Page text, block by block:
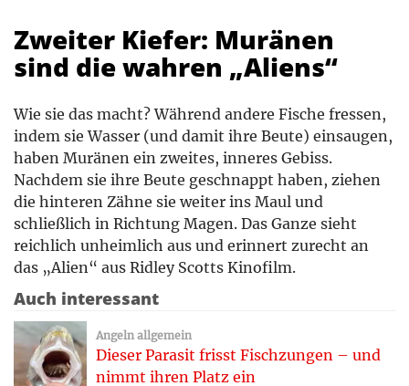
Zweiter Kiefer: Muränen
sind die wahren „Aliens“
Wie sie das macht? Während andere Fische fressen,
indem sie Wasser (und damit ihre Beute) einsaugen,
haben Muränen ein zweites, inneres Gebiss.
Nachdem sie ihre Beute geschnappt haben, ziehen
die hinteren Zähne sie weiter ins Maul und
schließlich in Richtung Magen. Das Ganze sieht
reichlich unheimlich aus und erinnert zurecht an
das „Alien“ aus Ridley Scotts Kinofilm.
Auch interessant
Angeln allgemein
Dieser Parasit frisst Fischzungen – und
nimmt ihren Platz ein